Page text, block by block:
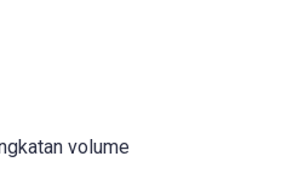
volume